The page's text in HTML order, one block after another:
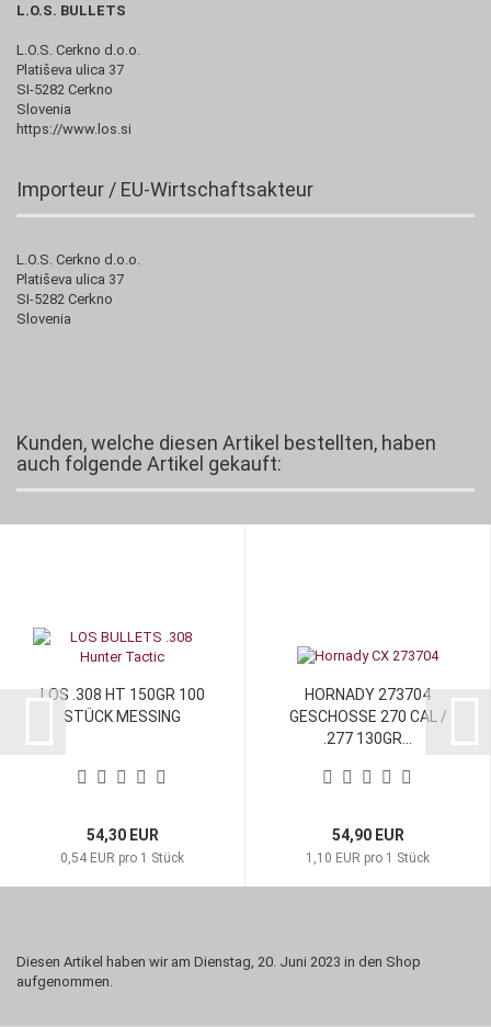
L.O.S. BULLETS
L.O.S. Cerkno d.o.o.
Platiševa ulica 37
SI-5282 Cerkno
Slovenia
https://www.los.si
Importeur / EU-Wirtschaftsakteur
L.O.S. Cerkno d.o.o.
Platiševa ulica 37
SI-5282 Cerkno
Slovenia
Kunden, welche diesen Artikel bestellten, haben
auch folgende Artikel gekauft:
LOS .308 HT 150GR 100
STÜCK MESSING
54,30 EUR
0,54 EUR pro 1 Stück
HORNADY 273704
GESCHOSSE 270 CAL /
.277 130GR...
54,90 EUR
1,10 EUR pro 1 Stück
Diesen Artikel haben wir am Dienstag, 20. Juni 2023 in den Shop
aufgenommen.